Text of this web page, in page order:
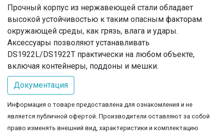
Прочный корпус из нержавеющей стали обладает
высокой устойчивостью к таким опасным факторам
окружающей среды, как грязь, влага и удары.
Аксессуары позволяют устанавливать
DS1922L/DS1922T практически на любом объекте,
включая контейнеры, поддоны и мешки.
Документация
Информация о товаре предоставлена для ознакомления и не
является публичной офертой. Производители оставляют за собой
право изменять внешний вид, характеристики и комплектацию